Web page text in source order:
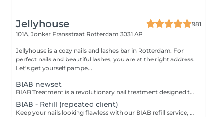
Jellyhouse
981
101A, Jonker Fransstraat Rotterdam 3031 AP
Jellyhouse is a cozy nails and lashes bar in Rotterdam. For
perfect nails and beautiful lashes, you are at the right address.
Let's get yourself pampe...
BIAB newset
BIAB Treatment is a revolutionary nail treatment designed to provide extra strength, durability, and a natural look to your nails. This makes it an ideal solution for those looking to enhance the natural beauty of their nails while adding protection and strength.
BIAB - Refill (repeated client)
Keep your nails looking flawless with our BIAB refill service, designed specifically for returning clients. This treatment includes nail reshaping and the application of BIAB to fill in new growth, maintaining both the strength and natural appearance of your nails. Optional gel polish can be added for a polished, personalized finish. It's the perfect way to keep your BIAB nails in top condition. For optimal nail health, we recommend scheduling your refill within 3.5 weeks.